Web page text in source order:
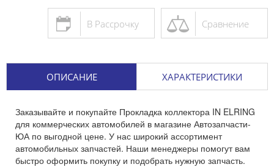
Сравнение
В Рассрочку
ОПИСАНИЕ ХАРАКТЕРИСТИКИ
Заказывайте и покупайте Прокладка коллектора IN ELRING
для коммерческих автомобилей в магазине Автозапчасти-
ЮА по выгодной цене. У нас широкий ассортимент
автомобильных запчастей. Наши менеджеры помогут вам
быстро оформить покупку и подобрать нужную запчасть.